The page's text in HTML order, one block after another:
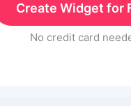
Create Widget for
No credit card